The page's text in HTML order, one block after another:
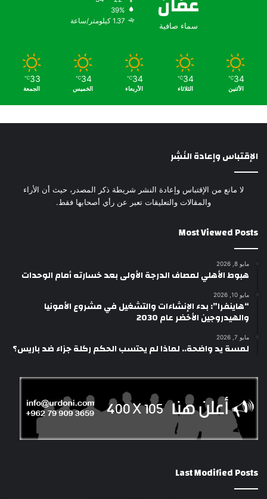
سماء صافية
39%
1.37 كيلومتر/ساعة
34
℃
الأثنين
34
℃
الثلاثاء
34
℃
الأربعاء
34
℃
الخميس
33
℃
الجمعة
الإقتباس وإعادة النَشِر
لا مانع من الإقتباس وإعادة النشر شريطة ذكر المصدر، حيث أن الأراء
والمقالات والتعليقات تعبر عن رأي أصحابها فقط.
Most Viewed Posts
مايو 8, 2026
هبوط الأهلي لمصاف الدرجة الأولى بعد خسارته أمام الوحدات
مايو 10, 2026
“هاينفرا”: بدء الإنشاءات والتشغيل في مشروع الأمونيا
والهيدروجين الأخضر عام 2030
مايو 7, 2026
لمسة يد واضحة.. لماذا لم يحتسب الحكم ركلة جزاء ضد باريس؟
Last Modified Posts